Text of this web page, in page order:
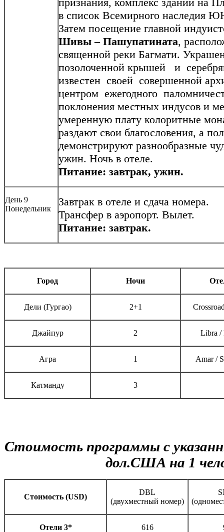
в список Всемирного наследия
Затем посещение главной
Шивы – Пашупатината,
священной реки Багмати.
позолоченной крышей и
известен своей совершенной
центром ежегодного
поклонения местных индусов и
умеренную плату колоритные
раздают свои благословения, а
демонстрируют разнообразные
ужин. Ночь в отеле.
Питание: завтрак, ужин.
День 9
Понедельник
Завтрак в отеле и сдача номера.
Трансфер в аэропорт. Вылет.
Питание: завтрак.
Город Ночи
Дели (Гургао) 2+1
Джайпур 2 Libra /
Агра 1 Amar /
Катманду 3
Стоимость программы с
дол.США на 1
Cтоимость (USD)
DBL
(двухместный номер)
Отели 3* 616